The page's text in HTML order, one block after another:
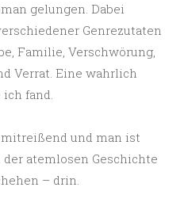
gelungen. Dabei
Genrezutaten
Familie, Verschwörung,
Verrat. Eine wahrlich
fand.
und man ist
atemlosen Geschichte
– drin.